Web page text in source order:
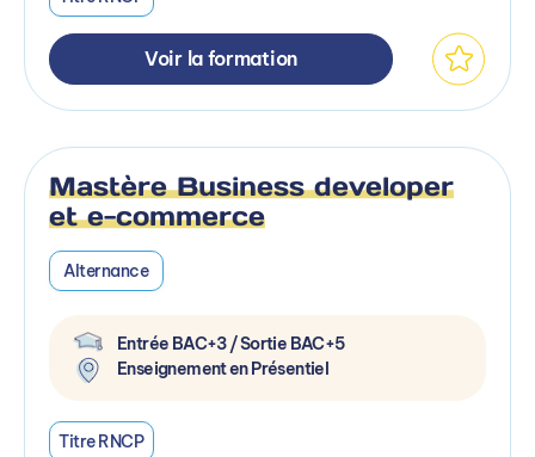
Voir la formation
Mastère Business developer
et e-commerce
Alternance
Entrée BAC+3 / Sortie BAC+5
Enseignement en Présentiel
Titre RNCP